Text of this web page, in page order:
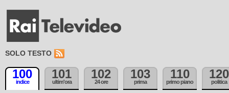
SOLO TESTO
100
indice
101
ultim'ora
102
24 ore
103
prima
110
primo piano
120
politica